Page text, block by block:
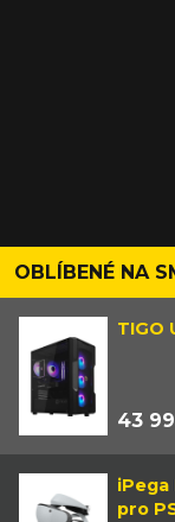
OBLÍBENÉ NA
TIGO
43
iPega
pro